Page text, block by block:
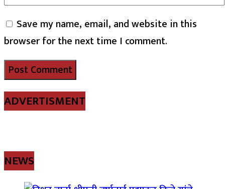
Save my name, email, and website in this
browser for the next time I comment.
ADVERTISMENT
NEWS